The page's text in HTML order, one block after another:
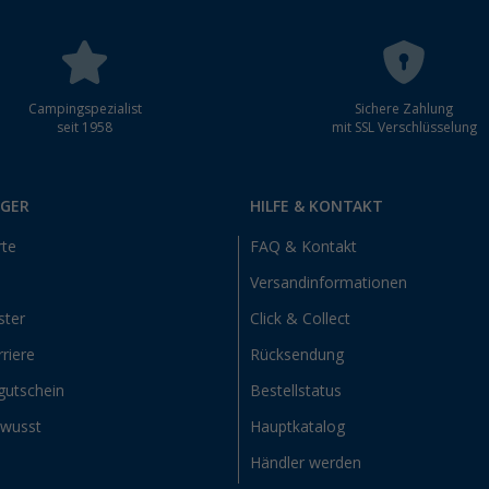
Campingspezialist
seit 1958
Sichere Zahlung
mit SSL Verschlüsselung
HILFE & KONTAKT
FAQ & Kontakt
Versandinformationen
Click & Collect
Rücksendung
Bestellstatus
Hauptkatalog
Händler werden